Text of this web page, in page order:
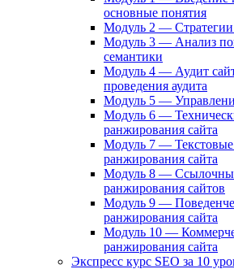
основные понятия
Модуль 2 —
Модуль 3 — Анализ
семантики
Модуль 4 — Аудит
проведения аудита
Модуль 5 —
Модуль 6 —
ранжирования сайта
Модуль 7 —
ранжирования сайта
Модуль 8 —
ранжирования сайтов
Модуль 9 —
ранжирования сайта
Модуль 10 —
ранжирования сайта
Экспресс курс SEO за 10